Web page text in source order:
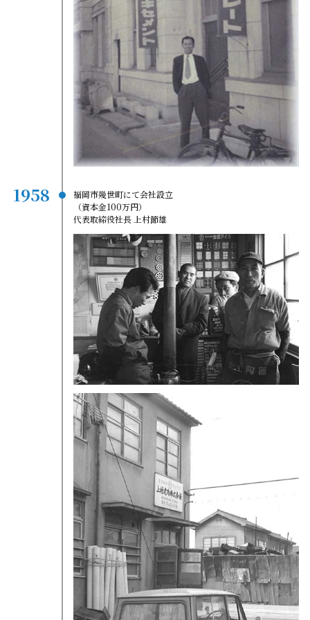
1958
福岡市幾世町にて会社設立
（資本金100万円）
代表取締役社長 上村節雄